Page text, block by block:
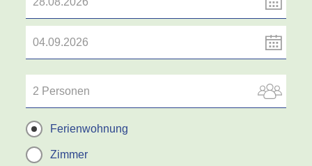
2 Personen
Ferienwohnung
Zimmer